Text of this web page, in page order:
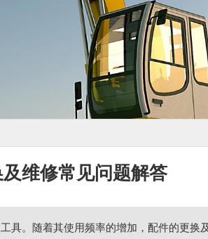
维修常见问题解答
具。随着其使用频率的增加，配件的更换